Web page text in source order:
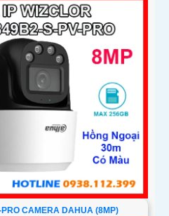
CAMERA DAHUA (8MP)